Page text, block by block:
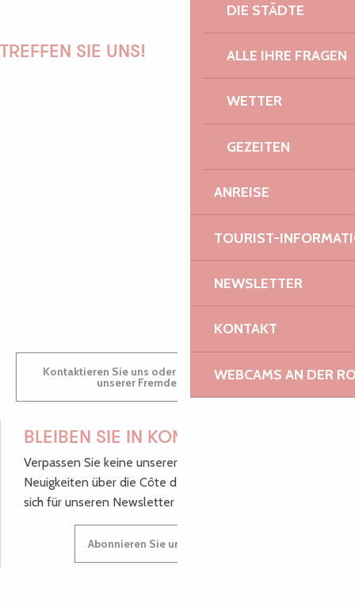
DIE STÄDTE
ALLE IHRE FRAGEN
WETTER
GEZEITEN
ANREISE
TOURIST-
NEWSLETTER
KONTAKT
WEBCAMS AN DER
TREFFEN SIE UNS!
GWENAËLLE
Kontaktieren Sie uns oder besuchen Sie uns in einem
unserer Fremdenverkehrsbüros.
BLEIBEN SIE IN KONTAKT!
Verpassen Sie keine unserer guten Tipps und
Neuigkeiten über die Côte de Granit Rose, melden Sie
sich für unseren Newsletter an.
Abonnieren Sie unseren Newsletter